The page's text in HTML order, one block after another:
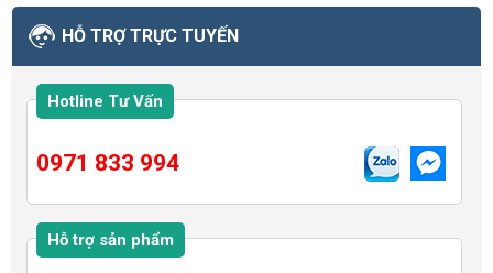
HỖ TRỢ TRỰC TUYẾN
Hotline Tư Vấn
0971 833 994
Hỗ trợ sản phẩm